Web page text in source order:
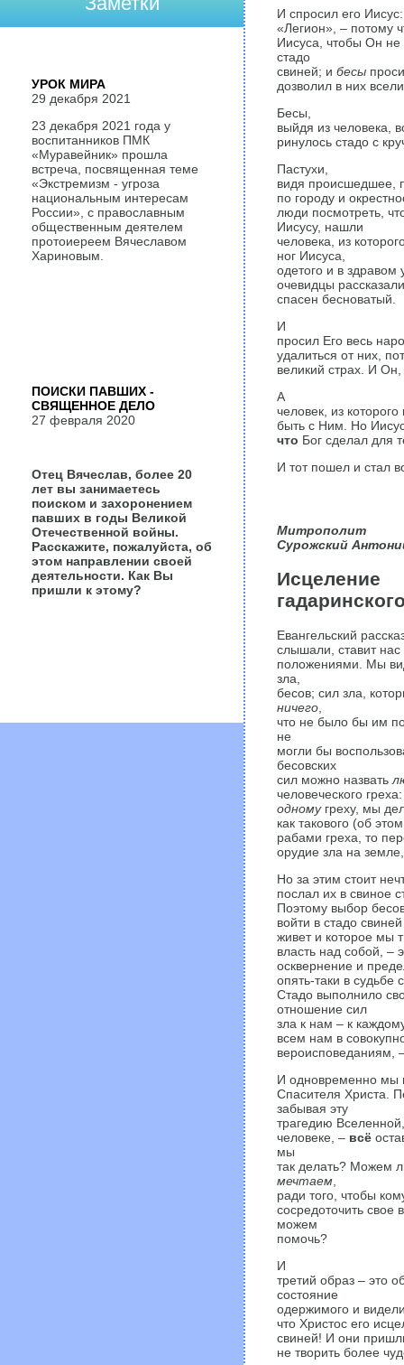
И спросил его
«Легион», – потому
Иисуса, чтобы Он не
стадо
свиней; и бесы
дозволил в них
Бесы,
выйдя из человека,
ринулось стадо с
Пастухи,
видя происшедшее,
по городу и
люди посмотреть,
Иисусу, нашли
человека, из
ног Иисуса,
одетого и в
очевидцы
спасен бесноватый.
И
просил Его весь
удалиться от них,
великий страх. И
А
человек, из
быть с Ним. Но
что Бог сделал для
И тот пошел и стал
Митрополит
Сурожский
Исцеление
Евангельский
слышали, ставит
положениями. Мы
зла,
бесов; сил зла,
ничего,
что не было бы им
не
могли бы
бесовских
сил можно назвать
человеческого
одномугреху, мы
как такового (об
рабами греха, то
орудие зла на
Но за этим стоит
послал их в свиное
Поэтому выбор
войти в стадо
живет и которое мы
власть над собой, –
осквернение и
опять-таки в судьбе
Стадо выполнило
отношение сил
зла к нам – к
всем нам в
вероисповеданиям,
И одновременно мы
Спасителя Христа.
забывая эту
трагедию
человеке, – всё
мы
так делать? Можем
мечтаем,
ради того, чтобы
сосредоточить
можем
помочь?
И
третий образ – это
состояние
одержимого и
что Христос его
свиней! И они
не творить более
УРОК МИРА
29 декабря 2021
23 декабря 2021 года у
воспитанников ПМК
«Муравейник» прошла
встреча, посвященная теме
«Экстремизм - угроза
национальным интересам
России», с православным
общественным деятелем
протоиереем Вячеславом
Хариновым.
ПОИСКИ ПАВШИХ -
СВЯЩЕННОЕ ДЕЛО
27 февраля 2020
Отец Вячеслав, более 20
лет вы занимаетесь
поиском и захоронением
павших в годы Великой
Отечественной войны.
Расскажите, пожалуйста, об
этом направлении своей
деятельности. Как Вы
пришли к этому?